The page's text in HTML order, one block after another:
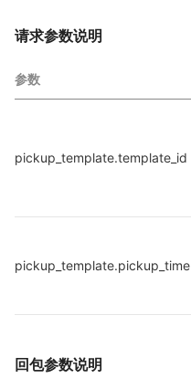
请求参数说明
参数
pickup_template.template_id
pickup_template.pickup_time
回包参数说明